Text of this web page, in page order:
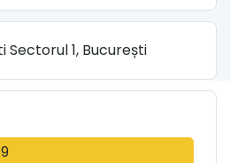
Sectorul 1, București